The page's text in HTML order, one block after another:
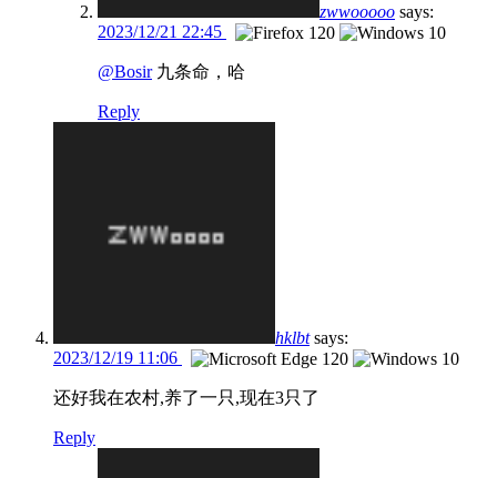
zwwooooo says:
2023/12/21 22:45
@Bosir九条命，哈
Reply
hklbt says:
2023/12/19 11:06
还好我在农村,养了一只,现在3只了
Reply